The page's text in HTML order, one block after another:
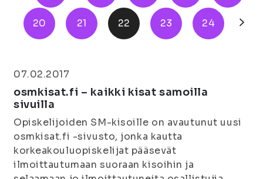
20 21 22 23 24
07.02.2017
osmkisat.fi – kaikki kisat samoilla
sivuilla
Opiskelijoiden SM-kisoille on avautunut uusi
osmkisat.fi -sivusto, jonka kautta
korkeakouluopiskelijat pääsevät
ilmoittautumaan suoraan kisoihin ja